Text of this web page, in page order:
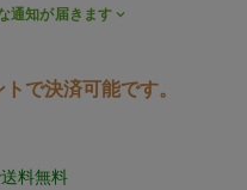
通知が届きます
で決済可能です。
料無料